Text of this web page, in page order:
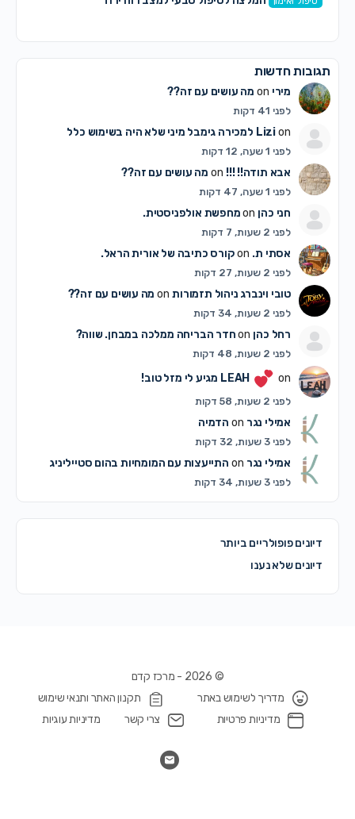
תגובות חדשות
מיריon מה עושים עם זה??
לפני 41 דקות
Lizion למכירה גימבל מיני שלא היה בשימוש כלל
לפני 1 שעה, 12 דקות
אבא תודה!! !!!on מה עושים עם זה??
לפני 1 שעה, 47 דקות
חני כהןon מחפשת אולפניסטית.
לפני 2 שעות, 7 דקות
אסתי ת.on קורס כתיבה של אורית הראל.
לפני 2 שעות, 27 דקות
טובי וינברג ניהול תזמורותon מה עושים עם זה??
לפני 2 שעות, 34 דקות
רחל כהןon חדר הבריחה ממלכה במבחן. שווה?
לפני 2 שעות, 48 דקות
LEAH on מגיע לי מזל טוב!
לפני 2 שעות, 58 דקות
אמילי נגרon הדמיה
לפני 3 שעות, 32 דקות
אמילי נגרon התייעצות עם המומחיות בהום סטייליניג
לפני 3 שעות, 34 דקות
דיונים פופולריים ביותר
דיונים שלא נענו
© 2026 - מרכז קדם
מדריך לשימוש באתר
תקנון האתר ותנאי שימוש
מדיניות פרטיות
צרי קשר מדיניות עוגיות